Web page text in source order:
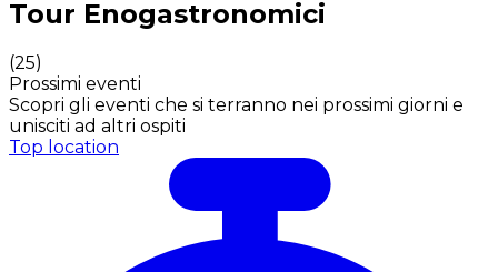
Tour Enogastronomici
(25)
Prossimi eventi
Scopri gli eventi che si terranno nei prossimi giorni e
unisciti ad altri ospiti
Top location